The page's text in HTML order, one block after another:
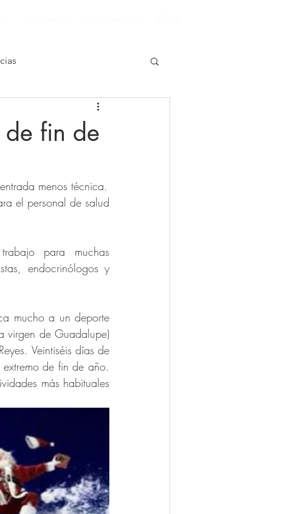
de fin de
el personal de salud
para muchas
endocrinólogos y
mucho a un deporte
virgen de Guadalupe)
Veintiséis días de
de fin de año.
más habituales